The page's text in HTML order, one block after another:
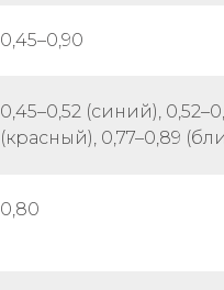
0,45–0,90
0,45–0,52 (синий),
(красный), 0,77–0,89
0,80